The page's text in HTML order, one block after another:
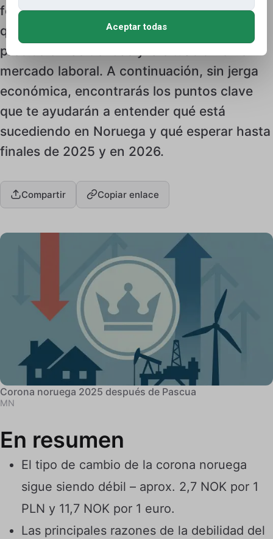
festividades, muchos polacos se preguntan
qué sigue para la corona noruega, los
precios en las tiendas y la situación en el
mercado laboral. A continuación, sin jerga
económica, encontrarás los puntos clave
que te ayudarán a entender qué está
sucediendo en Noruega y qué esperar hasta
finales de 2025 y en 2026.
Compartir Copiar enlace
Corona noruega 2025 después de Pascua
MN
En resumen
El tipo de cambio de la corona noruega
sigue siendo débil – aprox. 2,7 NOK por 1
PLN y 11,7 NOK por 1 euro.
Las principales razones de la debilidad del
Aceptar todas